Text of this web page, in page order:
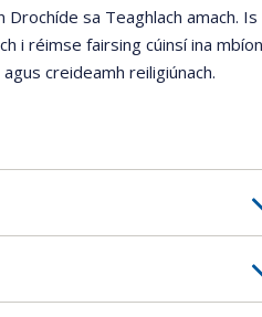
sa Teaghlach amach. Is
i réimse fairsing cúinsí ina
creideamh reiligiúnach.